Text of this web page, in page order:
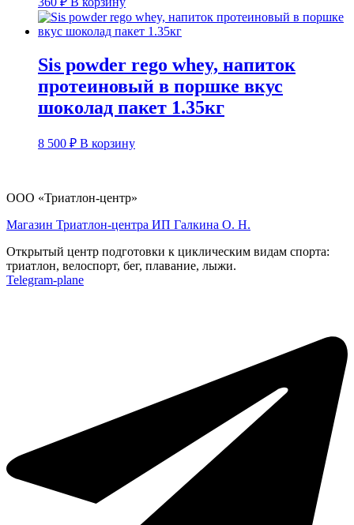
Sis powder rego whey, напиток
протеиновый в поршке вкус
шоколад пакет 1.35кг
8 500 ₽ В корзину
ООО «Триатлон-центр»
Магазин Триатлон-центра ИП Галкина О. Н.
Открытый центр подготовки к циклическим видам спорта:
триатлон, велоспорт, бег, плавание, лыжи.
Telegram-plane